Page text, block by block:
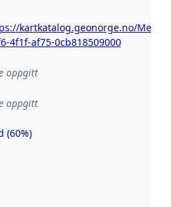
kartkatalog.geonorge.no/
4f1f-af75-0cb818509000
oppgitt
oppgitt
(60%)